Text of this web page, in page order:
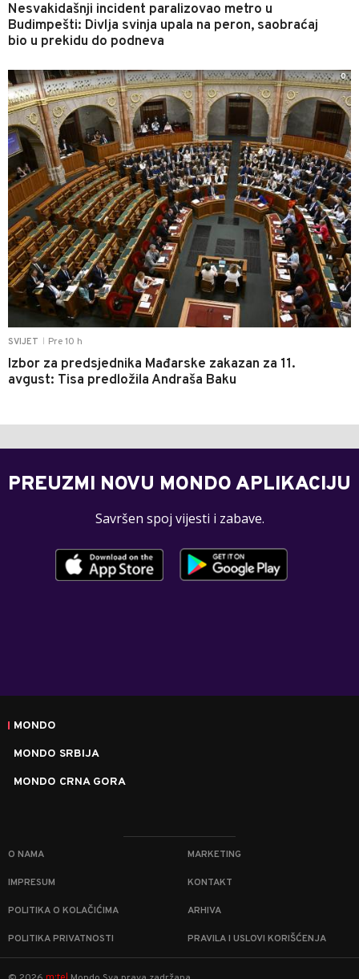
Nesvakidašnji incident paralizovao metro u
Budimpešti: Divlja svinja upala na peron, saobraćaj
bio u prekidu do podneva
SVIJET Pre 10 h
Izbor za predsjednika Mađarske zakazan za 11.
avgust: Tisa predložila Andraša Baku
0
PREUZMI NOVU MONDO APLIKACIJU
Savršen spoj vijesti i zabave.
MONDO
MONDO SRBIJA
MONDO CRNA GORA
O NAMA MARKETING
IMPRESUM KONTAKT
POLITIKA O KOLAČIĆIMA ARHIVA
POLITIKA PRIVATNOSTI PRAVILA I USLOVI KORIŠĆENJA